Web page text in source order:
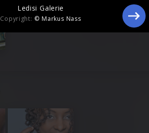
Ledisi Galerie
Copyright: © Markus Nass